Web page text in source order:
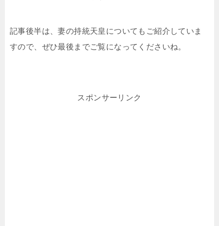
記事後半は、妻の持統天皇についてもご紹介していま
すので、ぜひ最後までご覧になってくださいね。
スポンサーリンク